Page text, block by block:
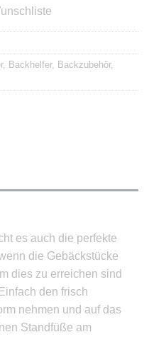
, Backhelfer, Backzubehör,
es auch die perfekte
die Gebäckstücke
dies zu erreichen sind
den frisch
nehmen und auf das
Standfüße am